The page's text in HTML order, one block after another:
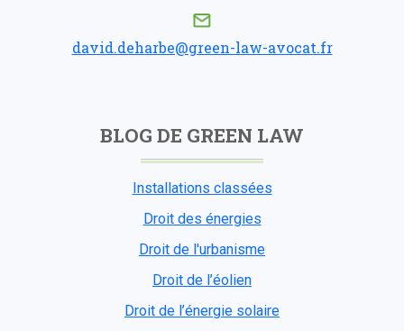
david.deharbe@green-law-avocat.fr
BLOG DE GREEN LAW
Installations classées
Droit des énergies
Droit de l'urbanisme
Droit de l’éolien
Droit de l’énergie solaire